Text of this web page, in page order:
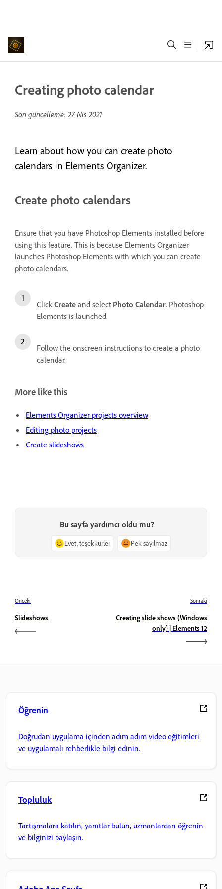
Creating photo calendar
Son güncelleme:27 Nis 2021
Learn about how you can create photo
calendars in Elements Organizer.
Create photo calendars
Ensure that you have Photoshop Elements installed before
using this feature. This is because Elements Organizer
launches Photoshop Elements with which you can create
photo calendars.
Click Create and select Photo Calendar. Photoshop
Elements is launched.
Follow the onscreen instructions to create a photo
calendar.
More like this
Elements Organizer projects overview
Editing photo projects
Create slideshows
Bu sayfa yardımcı oldu mu?
Evet, teşekkürler Pek sayılmaz
Önceki
Slideshows
Sonraki
Creating slide shows (Windows
only) | Elements 12
Öğrenin
Doğrudan uygulama içinden adım adım video eğitimleri
ve uygulamalı rehberlikle bilgi edinin.
Topluluk
Tartışmalara katılın, yanıtlar bulun, uzmanlardan öğrenin
ve bilginizi paylaşın.